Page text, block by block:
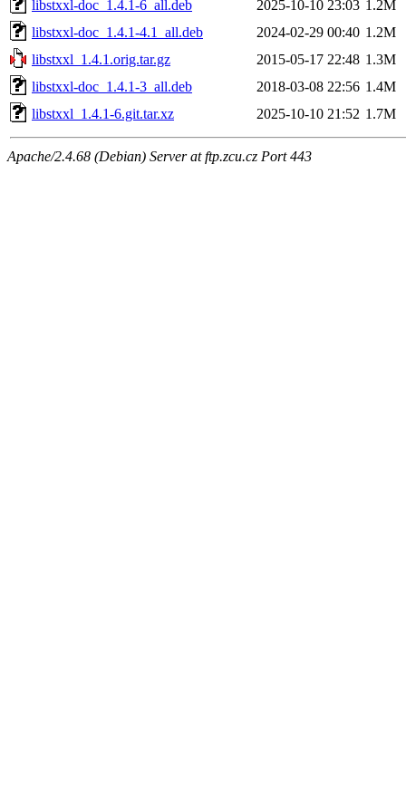
libstxxl-doc_1.4.1-6_all.deb 2025-10-10 23:03 1.2M
libstxxl-doc_1.4.1-4.1_all.deb
2024-02-29 00:40 1.2M
libstxxl_1.4.1.orig.tar.gz
2015-05-17 22:48 1.3M
libstxxl-doc_1.4.1-3_all.deb
2018-03-08 22:56 1.4M
libstxxl_1.4.1-6.git.tar.xz
2025-10-10 21:52 1.7M
Apache/2.4.68 (Debian) Server at ftp.zcu.cz Port 443